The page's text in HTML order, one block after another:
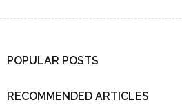
POPULAR POSTS
RECOMMENDED ARTICLES